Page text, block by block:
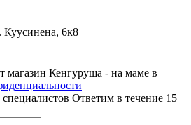
Куусинена, 6к8
Кенгуруша - на маме в
Ответим в течение 15